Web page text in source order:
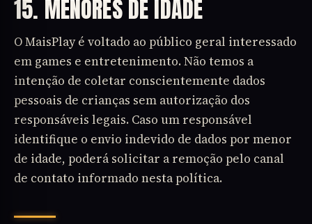
15. MENORES DE IDADE
O MaisPlay é voltado ao público geral interessado
em games e entretenimento. Não temos a
intenção de coletar conscientemente dados
pessoais de crianças sem autorização dos
responsáveis legais. Caso um responsável
identifique o envio indevido de dados por menor
de idade, poderá solicitar a remoção pelo canal
de contato informado nesta política.